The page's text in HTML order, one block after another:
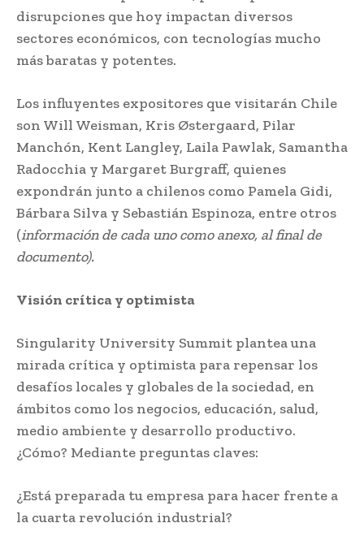
disrupciones que hoy impactan diversos
sectores económicos, con tecnologías mucho
más baratas y potentes.
Los influyentes expositores que visitarán Chile
son Will Weisman, Kris Østergaard, Pilar
Manchón, Kent Langley, Laila Pawlak, Samantha
Radocchia y Margaret Burgraff, quienes
expondrán junto a chilenos como Pamela Gidi,
Bárbara Silva y Sebastián Espinoza, entre otros
(información de cada uno como anexo, al final de
documento).
Visión crítica y optimista
Singularity University Summit plantea una
mirada crítica y optimista para repensar los
desafíos locales y globales de la sociedad, en
ámbitos como los negocios, educación, salud,
medio ambiente y desarrollo productivo.
¿Cómo? Mediante preguntas claves:
¿Está preparada tu empresa para hacer frente a
la cuarta revolución industrial?